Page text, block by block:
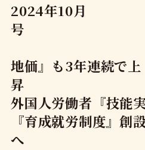
2024年10月
令和6
地価』も3年連続で上
外国人労働者『技能
『育成就労制度』創